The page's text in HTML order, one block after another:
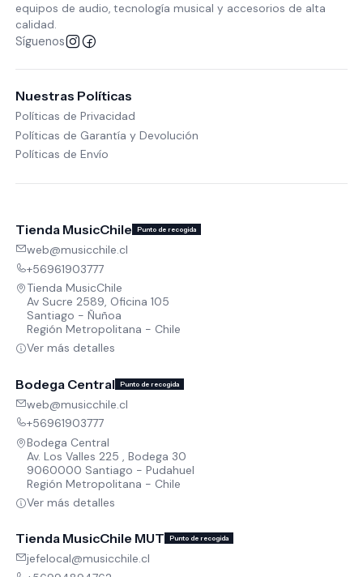
equipos de audio, tecnología musical y accesorios de alta
calidad.
Síguenos
Nuestras Políticas
Políticas de Privacidad
Políticas de Garantía y Devolución
Políticas de Envío
Tienda MusicChile Punto de recogida
web@musicchile.cl
+56961903777
Tienda MusicChile
Av Sucre 2589, Oficina 105
Santiago - Ñuñoa
Región Metropolitana - Chile
Ver más detalles
Bodega Central Punto de recogida
web@musicchile.cl
+56961903777
Bodega Central
Av. Los Valles 225 , Bodega 30
9060000 Santiago - Pudahuel
Región Metropolitana - Chile
Ver más detalles
Tienda MusicChile MUT Punto de recogida
jefelocal@musicchile.cl